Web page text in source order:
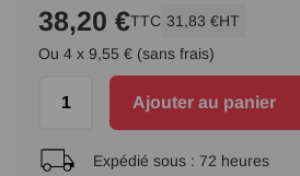
d’images
38,20 €TTC 31,83 €HT
Ou 4 x 9,55 € (sans frais)
Ajouter au panier
Expédié sous : 72 heures